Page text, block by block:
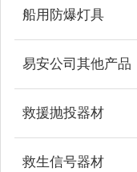
船用防爆灯具
易安公司其他产品
救援抛投器材
救生信号器材